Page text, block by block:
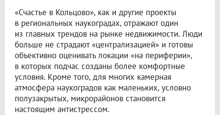
«Счастье в Кольцово», как и другие проекты
в региональных наукоградах, отражают один
из главных трендов на рынке недвижимости. Люди
больше не страдают «централизацией» и готовы
объективно оценивать локации «на периферии»,
в которых подчас созданы более комфортные
условия. Кроме того, для многих камерная
атмосфера наукоградов как маленьких, условно
полузакрытых, микрорайонов становится
настоящим антистрессом.